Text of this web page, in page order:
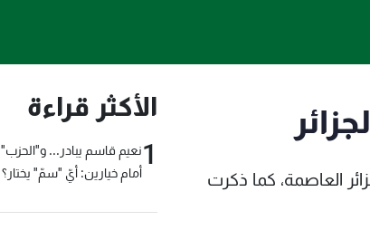
على بعد 120 كلم جنوب شرق الجزائر العاصمة، كما ذكرت
الأكثر قراءة
1نعيم قاسم يبادر... و"الحزب"
أمام خيارين: أيّ "سمّ" يختار؟